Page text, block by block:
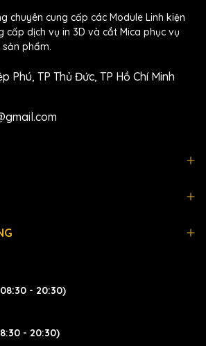
chuyên cung cấp các Module Linh kiện
cấp dịch vụ in 3D và cắt Mica phục vụ
phẩm.
Phú, TP Thủ Đức, TP Hồ Chí Minh
- 20:30)
- 20:30)